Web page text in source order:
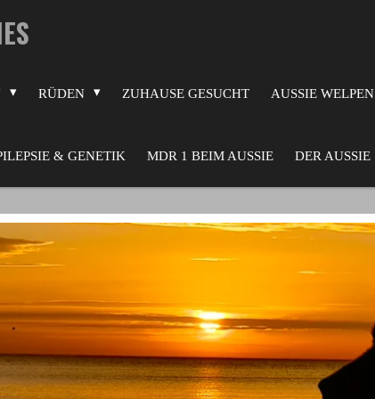
RÜDEN ZUHAUSE GESUCHT AUSSIE WELPEN
& GENETIK MDR 1 BEIM AUSSIE DER AUSSIE